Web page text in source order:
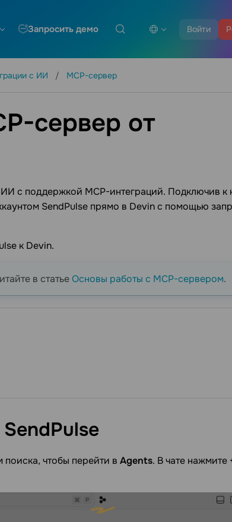
Войти
Запросить демо
с ИИ MCP-сервер
сервер от
с поддержкой MCP-интеграций. Подключив к
SendPulse прямо в Devin с помощью
к Devin.
в статьеОсновы работы с MCP-сервером.
SendPulse
чтобы перейти в Agents. В чате нажмите